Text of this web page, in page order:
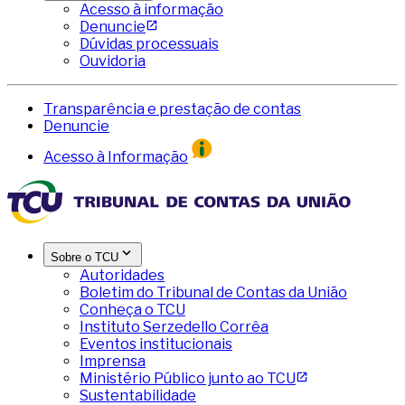
Acesso à informação
Denuncie
Dúvidas processuais
Ouvidoria
Transparência e prestação de contas
Denuncie
Acesso à Informação
Sobre o TCU
Autoridades
Boletim do Tribunal de Contas da União
Conheça o TCU
Instituto Serzedello Corrêa
Eventos institucionais
Imprensa
Ministério Público junto ao TCU
Sustentabilidade